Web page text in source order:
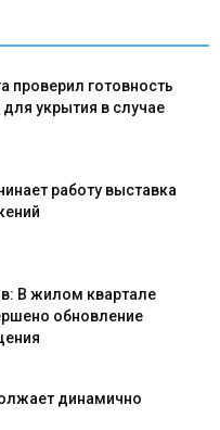
проверил готовность
укрытия в случае
работу выставка
В жилом квартале
обновление
динамично